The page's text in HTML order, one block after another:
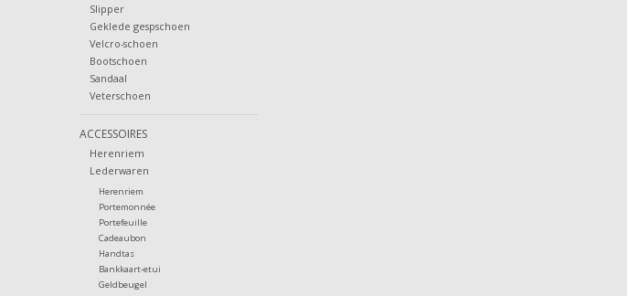
Slipper
Geklede gespschoen
Velcro-schoen
Bootschoen
Sandaal
Veterschoen
ACCESSOIRES
Herenriem
Lederwaren
Herenriem
Portemonnée
Portefeuille
Cadeaubon
Handtas
Bankkaart-etui
Geldbeugel